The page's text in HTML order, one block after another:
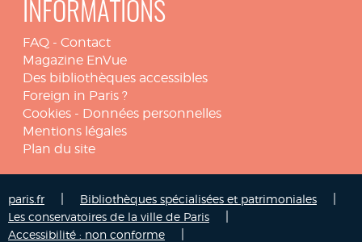
INFORMATIONS
FAQ - Contact
Magazine EnVue
Des bibliothèques accessibles
Foreign in Paris ?
Cookies - Données personnelles
Mentions légales
Plan du site
paris.fr Bibliothèques spécialisées et patrimoniales
Les conservatoires de la ville de Paris
Accessibilité : non conforme